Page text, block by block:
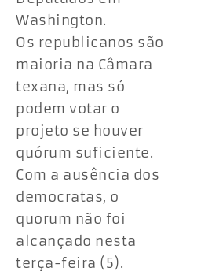
Washington.
Os republicanos são
maioria na Câmara
texana, mas só
podem votar o
projeto se houver
quórum suficiente.
Com a ausência dos
democratas, o
quorum não foi
alcançado nesta
terça-feira (5).